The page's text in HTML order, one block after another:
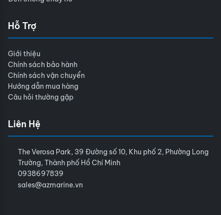
Hỗ Trợ
Giới thiệu
Chính sách bảo hành
Chính sách vận chuyển
Hướng dẫn mua hàng
Câu hỏi thường gặp
Liên Hệ
The Verosa Park, 39 Đường số 10, Khu phố 2, Phường Long
Trường, Thành phố Hồ Chí Minh
0938697839
sales@azmarine.vn